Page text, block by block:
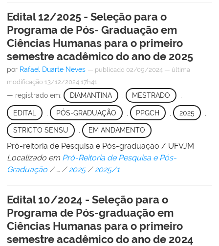
Edital 12/2025 - Seleção para o
Programa de Pós- Graduação em
Ciências Humanas para o primeiro
semestre acadêmico do ano de 2025
por Rafael Duarte Neves — publicado 02/09/2024 — última
modificação 13/12/2024 17h41
— registrado em: DIAMANTINA MESTRADO
EDITAL PÓS-GRADUAÇÃO PPGCH , 2025
STRICTO SENSU , EM ANDAMENTO
Pró-reitoria de Pesquisa e Pós-graduação / UFVJM
Localizado em Pró-Reitoria de Pesquisa e Pós-
Graduação /… /2025 /2025/1
Edital 10/2024 - Seleção para o
Programa de Pós-graduação em
Ciências Humanas para o primeiro
semestre acadêmico do ano de 2024